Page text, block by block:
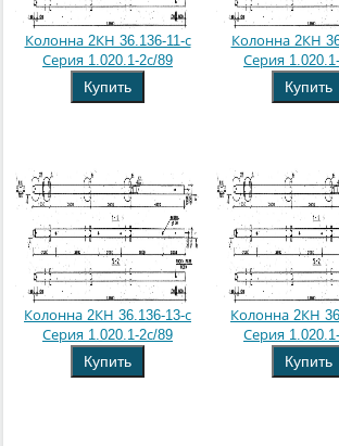
Колонна 2КН 36.136-11-с
Серия 1.020.1-2с/89
Купить
Колонна 2КН
Серия
Купить
Колонна 2КН 36.136-13-с
Серия 1.020.1-2с/89
Купить
Колонна 2КН
Серия
Купить